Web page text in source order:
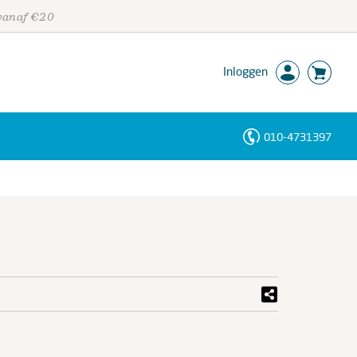
€20
Inloggen
010-4731397
Personen